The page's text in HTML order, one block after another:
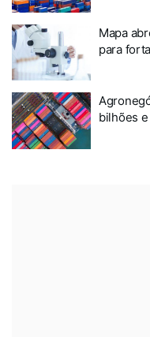
Mapa
para
bilhões